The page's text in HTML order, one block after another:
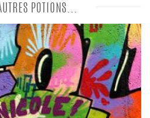
POTIONS...